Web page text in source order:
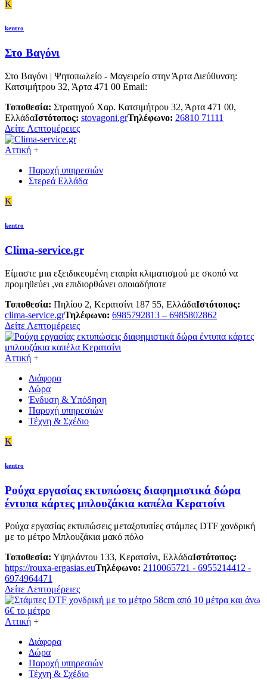
K
kentro
Στο Βαγόνι
Στο Βαγόνι | Ψητοπωλείο - Μαγειρείο στην Άρτα Διεύθυνση:
Κατσιμήτρου 32, Άρτα 471 00 Email:
Τοποθεσία: Στρατηγού Χαρ. Κατσιμήτρου 32, Άρτα 471 00,
ΕλλάδαΙστότοπος: stovagoni.grΤηλέφωνο: 26810 71111
Δείτε Λεπτομέρειες
Αττική +
Παροχή υπηρεσιών
Στερεά Ελλάδα
K
kentro
Clima-service.gr
Είμαστε μια εξειδικευμένη εταιρία κλιματισμού με σκοπό να
προμηθεύει ,να επιδιορθώνει οποιαδήποτε
Τοποθεσία: Πηλίου 2, Κερατσίνι 187 55, ΕλλάδαΙστότοπος:
clima-service.grΤηλέφωνο: 6985792813 – 6985802862
Δείτε Λεπτομέρειες
Αττική +
Διάφορα
Δώρα
Ένδυση & Υπόδηση
Παροχή υπηρεσιών
Τέχνη & Σχέδιο
K
kentro
Ρούχα εργασίας εκτυπώσεις διαφημιστικά δώρα
έντυπα κάρτες μπλουζάκια καπέλα Κερατσίνι
Ρούχα εργασίας εκτυπώσεις μεταξοτυπίες στάμπες DTF χονδρική
με το μέτρο Μπλουζάκια μακό πόλο
Τοποθεσία: Υψηλάντου 133, Κερατσίνι, ΕλλάδαΙστότοπος:
https://rouxa-ergasias.euΤηλέφωνο: 2110065721 - 6955214412 -
6974964471
Δείτε Λεπτομέρειες
Αττική +
Διάφορα
Δώρα
Παροχή υπηρεσιών
Τέχνη & Σχέδιο